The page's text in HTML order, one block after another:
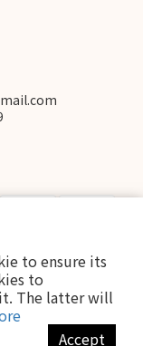
to ensure its
to
The latter will
Accept